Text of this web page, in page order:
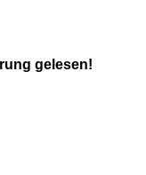
gelesen!